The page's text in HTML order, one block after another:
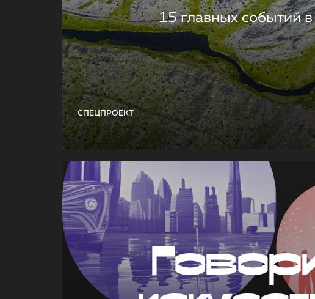
СПЕЦПРОЕКТ
15 главных событий